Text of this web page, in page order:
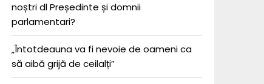
noștri dl Președinte și domnii
parlamentari?
„Întotdeauna va fi nevoie de oameni ca
să aibă grijă de ceilalți”